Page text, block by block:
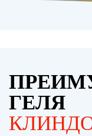
ГЕЛЯ